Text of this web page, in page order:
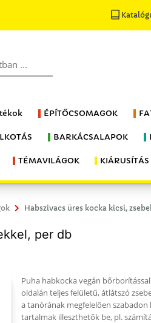
ÉPÍTŐCSOMAGOK
BARKÁCSALAPOK
TÉMAVILÁGOK KIÁRUSÍTÁS
Habszivacs üres kocka kicsi,
per db
Puha habkocka vegán
oldalán teljes felületű, átlátszó
a tanórának megfelelően
tartalmak illeszthetők be, pl.